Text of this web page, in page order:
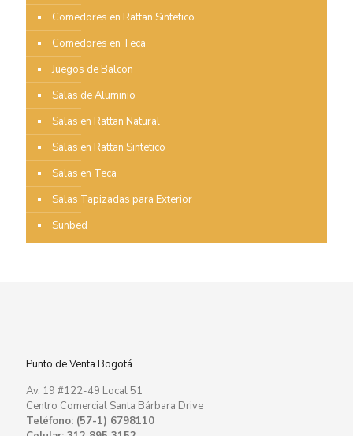
Comedores en Rattan Sintetico
Comedores en Teca
Juegos de Balcon
Salas de Aluminio
Salas en Rattan Natural
Salas en Rattan Sintetico
Salas en Teca
Salas Tapizadas para Exterior
Sunbed
Punto de Venta Bogotá
Av. 19 #122-49 Local 51
Centro Comercial Santa Bárbara Drive
Teléfono: (57-1) 6798110